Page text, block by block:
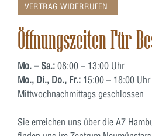
VERTRAG WIDERRUFEN
Öffnungszeiten Für
Mo. – Sa.: 08:00 – 13:00 Uhr
Mo., Di., Do., Fr.: 15:00 – 18:00 Uhr
Mittwochnachmittags geschlossen
Sie erreichen uns über die A7